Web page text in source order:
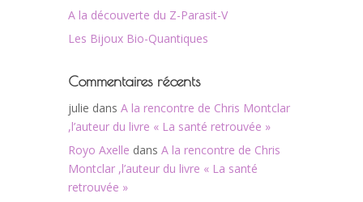
A la découverte du Z-Parasit-V
Les Bijoux Bio-Quantiques
Commentaires récents
julie dans A la rencontre de Chris Montclar
,l’auteur du livre « La santé retrouvée »
Royo Axelle dans A la rencontre de Chris
Montclar ,l’auteur du livre « La santé
retrouvée »